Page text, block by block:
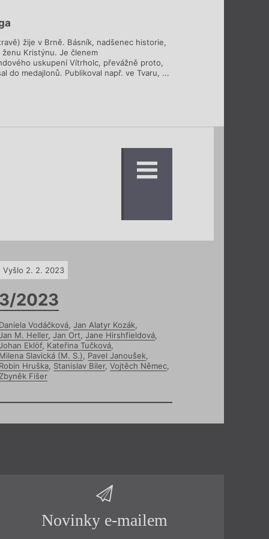
žije v Brně. Básník, nadšenec historie,
ženu Kristýnu. Je členem
uskupení Vítrholc, převážně proto,
do medajlonů. Publikoval např. ve Tvaru, ...
Vyšlo 2. 2. 2023
2023
Vodáčková, Jan Alatyr Kozák,
M. Heller, Jan Ort, Jane Hirshfieldová,
Eklöf, Kateřina Tučková,
Slavická (M. S.), Pavel Janoušek,
Hruška, Stanislav Biler, Vojtěch Němec,
Fišer
Novinky e-mailem